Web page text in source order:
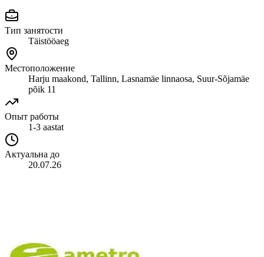
Тип занятости
Täistööaeg
Местоположение
Harju maakond, Tallinn, Lasnamäe linnaosa, Suur-Sõjamäe
põik 11
Опыт работы
1-3 aastat
Актуальна до
20.07.26